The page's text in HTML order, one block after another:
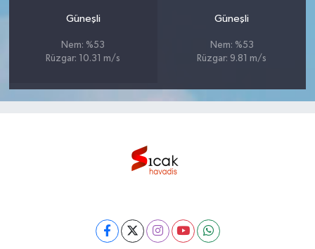
Güneşli
Nem: %53
Rüzgar: 10.31 m/s
Güneşli
Nem: %53
Rüzgar: 9.81 m/s